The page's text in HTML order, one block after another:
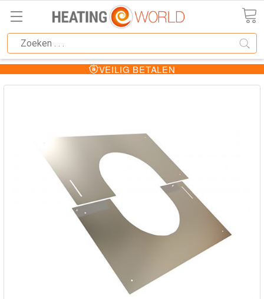
VEILIG BETALEN